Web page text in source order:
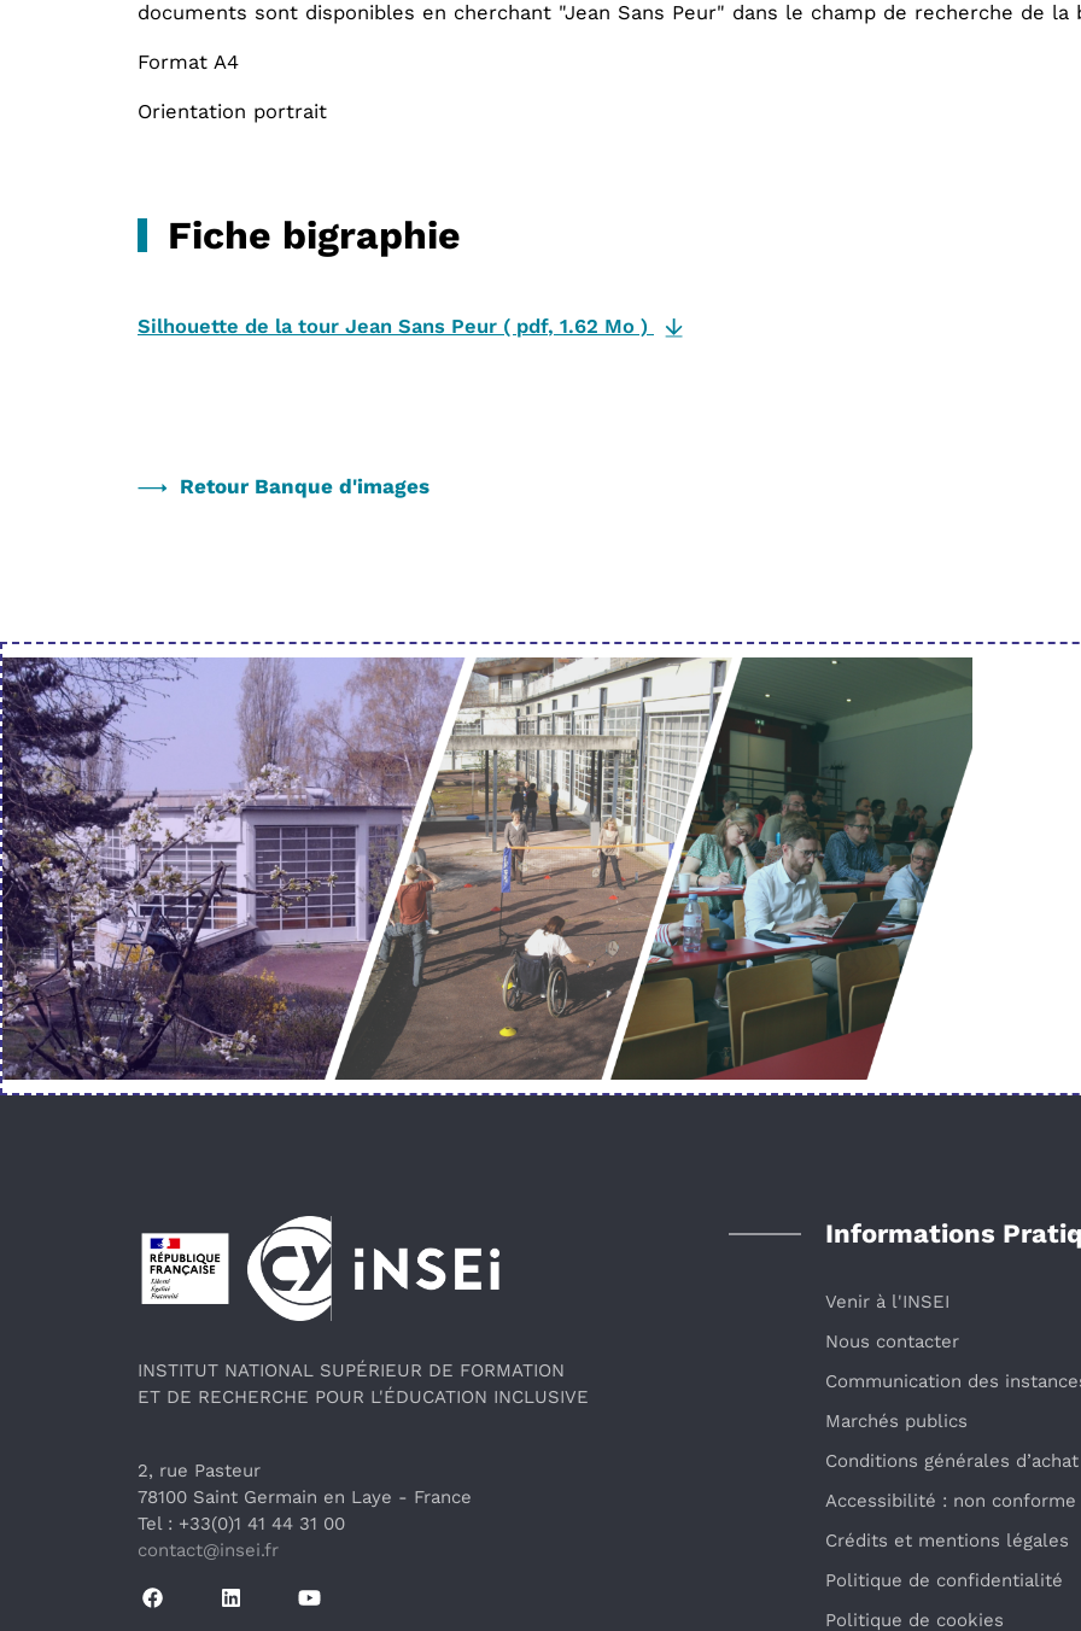
documents sont disponibles en cherchant "Jean Sans Peur" dans le champ de recherche de la
Format A4
Orientation portrait
Fiche bigraphie
Silhouette de la tour Jean Sans Peur ( pdf, 1.62 Mo )
Retour Banque d'images
Pied de page
INSTITUT NATIONAL SUPÉRIEUR DE FORMATION
ET DE RECHERCHE POUR L'ÉDUCATION INCLUSIVE
2, rue Pasteur
78100 Saint Germain en Laye - France
Tel : +33(0)1 41 44 31 00
contact@insei.fr
Informations
Venir à l'INSEI
Nous contacter
Communication des
Marchés publics
Conditions générales d’achat
Accessibilité : non conforme
Crédits et mentions légales
Politique de confidentialité
Politique de cookies